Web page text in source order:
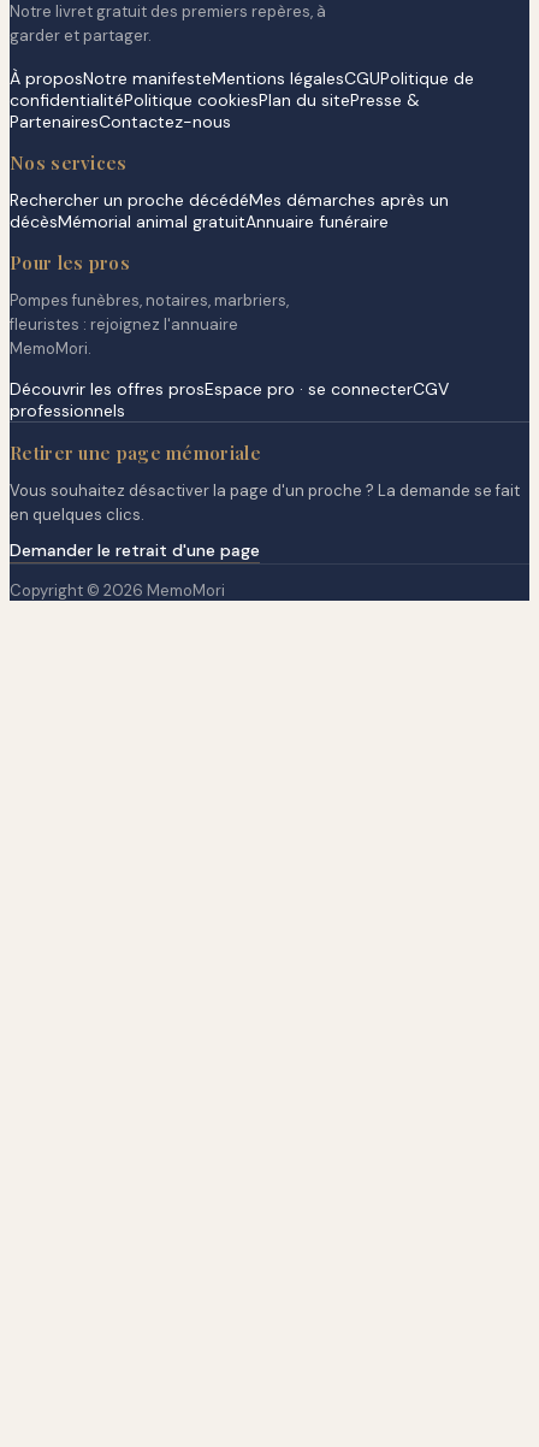
Notre livret gratuit des premiers repères, à
garder et partager.
À proposNotre manifesteMentions légalesCGUPolitique de
confidentialitéPolitique cookiesPlan du sitePresse &
PartenairesContactez-nous
Nos services
Rechercher un proche décédéMes démarches après un
décèsMémorial animal gratuitAnnuaire funéraire
Pour les pros
Pompes funèbres, notaires, marbriers,
fleuristes : rejoignez l'annuaire
MemoMori.
Découvrir les offres prosEspace pro · se connecterCGV
professionnels
Retirer une page mémoriale
Vous souhaitez désactiver la page d'un proche ? La demande se fait
en quelques clics.
Demander le retrait d'une page
Copyright © 2026 MemoMori